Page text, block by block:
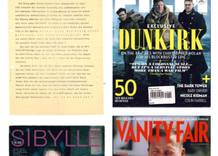
TOTAL FILM #260 –
SUMMER 2017
Flugblätter der Weissen
Rose – V, Januar 1943
VANITY FAIR – Nr. 7 –